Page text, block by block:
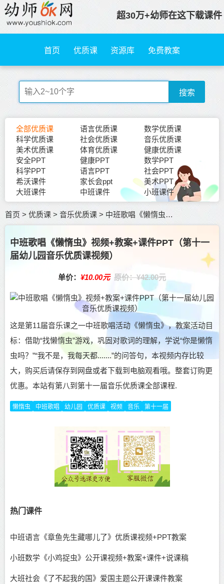
超30万+幼师在这下载课件
首页 优质课 资源库 免费教案
搜索
全部优质课 语言优质课
数学优质课
科学优质课
社会优质课
音乐优质课
美术优质课
体育优质课
健康优质课
安全PPT
健康PPT
数学PPT
科学PPT
语言PPT
社会PPT
希沃课件
家长会ppt
美术PPT
大班课件
中班课件 小班课件
首页 >优质课 > 音乐优质课 > 中班歌唱《懒惰虫》视频+教案+课件PPT（第十一届幼儿园音乐优质课视频）
中班歌唱《懒惰虫》视频+教案+课件PPT（第十一
届幼儿园音乐优质课视频）
单价： ¥10.00元 原价：¥42.00元
这是第11届音乐课之一中班歌唱活动《懒惰虫》，教案活动目
标：借助“找懒惰虫”游戏，巩固对歌词的理解，学说“你是懒惰
虫吗？”“我不是，我每天都.......”的问答句，本视频内存比较
大，购买后请保存到网盘或者下载到电脑观看哦。整套订购更
优惠。本站有第八到第十一届音乐优质课全部课程.
懒惰虫 中班歌唱 幼儿园 优质课 视频 音乐 第十一届
热门课件
中班语言《章鱼先生藏哪儿了》优质课视频+PPT教案
小班数学《小鸡捉虫》公开课视频+教案+课件+说课稿
大班社会《了不起我的国》爱国主题公开课课件教案